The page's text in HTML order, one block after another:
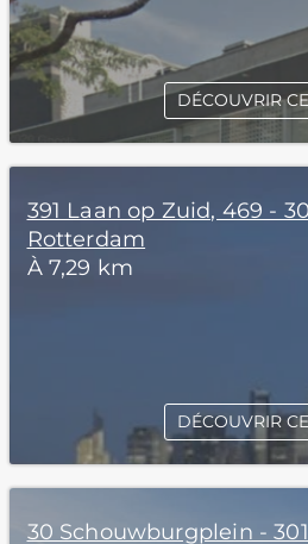
DÉCOUVRIR
391 Laan op Zuid, 469 -
Rotterdam
À 7,29 km
DÉCOUVRIR
30 Schouwburgplein -